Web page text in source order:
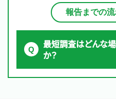
報告までの
最短調査はどんな
か？